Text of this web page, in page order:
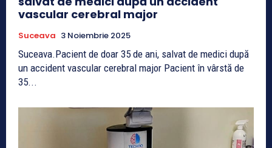
vascular cerebral major
Suceava 3 Noiembrie 2025
Suceava.Pacient de doar 35 de ani, salvat de medici după
un accident vascular cerebral major Pacient în vârstă de
35...